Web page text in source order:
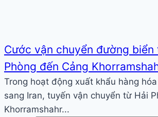
Cước vận chuyển đường biển
Phòng đến Cảng
Trong hoạt động xuất khẩu hàng
sang Iran, tuyến vận chuyển từ Hải
Khorramshahr...